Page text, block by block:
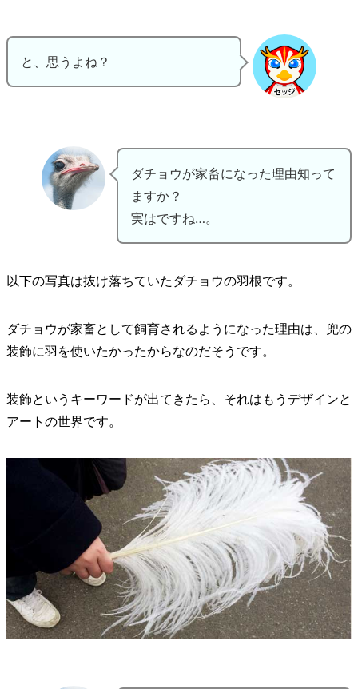
と、思うよね？
ダチョウが家畜になった理由知って
ますか？
実はですね…。
以下の写真は抜け落ちていたダチョウの羽根です。
ダチョウが家畜として飼育されるようになった理由は、兜の
装飾に羽を使いたかったからなのだそうです。
装飾というキーワードが出てきたら、それはもうデザインと
アートの世界です。